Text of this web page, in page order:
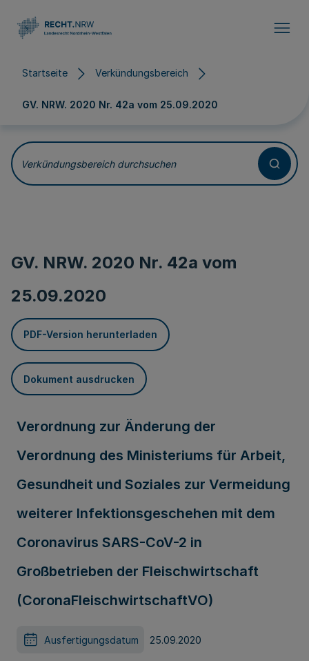
Startseite Verkündungsbereich
GV. NRW. 2020 Nr. 42a vom 25.09.2020
Verkündungsbereich durchsuchen
GV. NRW. 2020 Nr. 42a vom
25.09.2020
PDF-Version herunterladen
Dokument ausdrucken
Verordnung zur Änderung der
Verordnung des Ministeriums für Arbeit,
Gesundheit und Soziales zur Vermeidung
weiterer Infektionsgeschehen mit dem
Coronavirus SARS-CoV-2 in
Großbetrieben der Fleischwirtschaft
(CoronaFleischwirtschaftVO)
Ausfertigungsdatum 25.09.2020